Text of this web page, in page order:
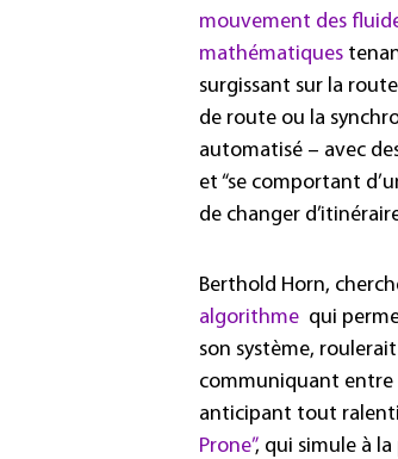
mouvement des
mathématiques
surgissant sur la
de route ou la
automatisé – avec
et “se comportant
de changer
Berthold Horn,
algorithme qui
son système,
communiquant entre
anticipant tout
Prone”, qui simule à